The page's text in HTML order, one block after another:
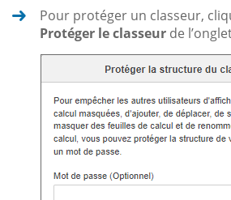
Pour protéger un classeur,
Protéger le classeur de